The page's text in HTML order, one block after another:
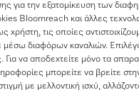
για την εξατομίκευση των
Bloomreach και άλλες
τις οποίες
μέσω διαφόρων καναλιών.
Για να αποδεχτείτε μόνο τα
μπορείτε να βρείτε
με μελλοντική ισχύ,